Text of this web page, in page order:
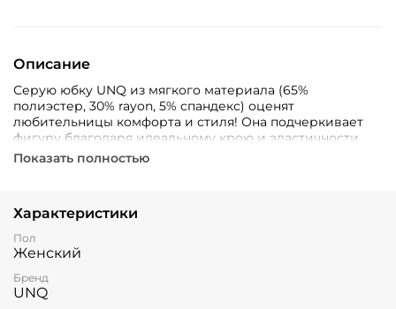
Описание
Серую юбку UNQ из мягкого материала (65%
полиэстер, 30% rayon, 5% спандекс) оценят
любительницы комфорта и стиля! Она подчеркивает
фигуру благодаря идеальному крою и эластичности,
дарит свободу движений и ощущение уверенности.
Показать полностью
Характеристики
Пол
Женский
Бренд
UNQ